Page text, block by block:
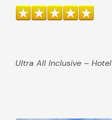
Ultra All Inclusive – Hotel